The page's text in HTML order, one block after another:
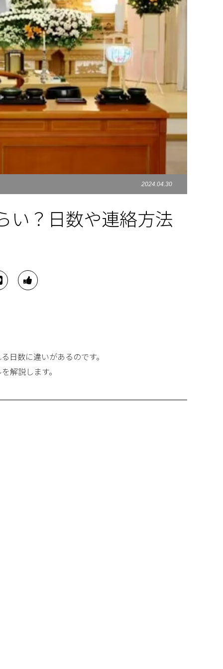
2024.04.30
い？日数や連絡方法
日数に違いがあるのです。
解説します。